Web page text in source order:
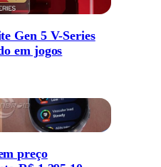
Gen 5 V-Series
em jogos
preço